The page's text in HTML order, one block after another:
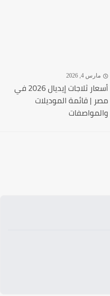
مارس 4, 2026
أسعار ثلاجات إيديال 2026 في
مصر | قائمة الموديلات
والمواصفات